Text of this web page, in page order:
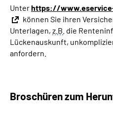
Unterhttps://
können Sie ihren
Unterlagen, z.B. die
Lückenauskunft,
anfordern.
Broschüren zum